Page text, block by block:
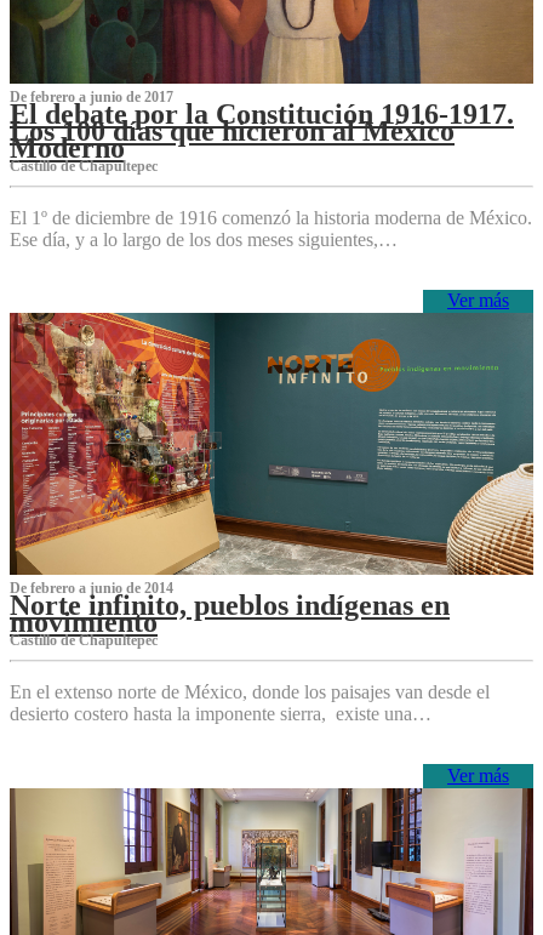
De febrero a junio de 2017
El debate por la Constitución 1916-1917.
Los 100 días que hicieron al México
Moderno
Castillo de Chapultepec
El 1º de diciembre de 1916 comenzó la historia moderna de México.
Ese día, y a lo largo de los dos meses siguientes,…
Ver más
De febrero a junio de 2014
Norte infinito, pueblos indígenas en
movimiento
Castillo de Chapultepec
En el extenso norte de México, donde los paisajes van desde el
desierto costero hasta la imponente sierra, existe una…
Ver más